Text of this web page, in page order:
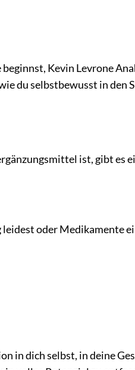
Kevin Levrone
du selbstbewusst in den
ist, gibt es
oder Medikamente
in dich selbst, in deine